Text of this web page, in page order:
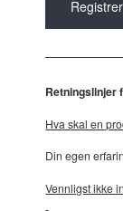
Retningslinjer
Hva skal en
Din egen
Vennligst ikke